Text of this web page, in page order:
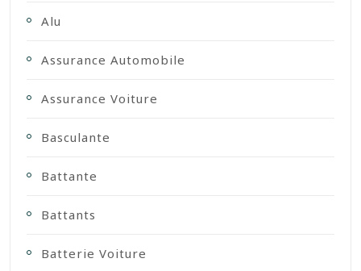
Alu
Assurance Automobile
Assurance Voiture
Basculante
Battante
Battants
Batterie Voiture